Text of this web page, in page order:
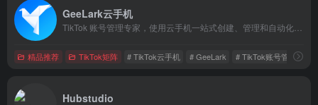
GeeLark云手机
精品推荐 TikTok矩阵 # TikTok云手机 # GeeLark # TikTok账号管理
Hubstudio